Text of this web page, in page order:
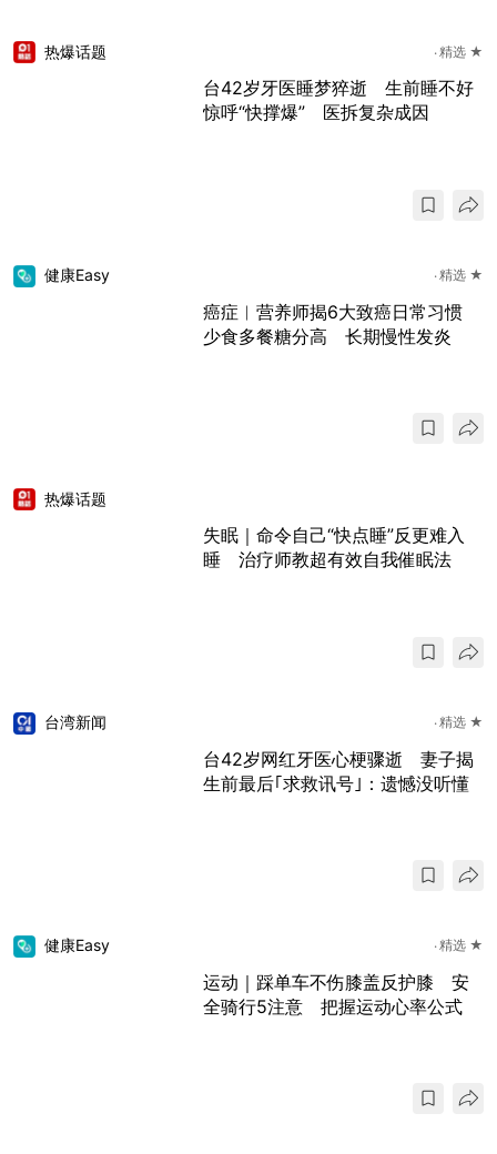
热爆话题 精选 ★
台42岁牙医睡梦猝逝 生前睡不好
惊呼“快撑爆” 医拆复杂成因
健康Easy 精选 ★
癌症︱营养师揭6大致癌日常习惯
少食多餐糖分高 长期慢性发炎
热爆话题
失眠｜命令自己“快点睡”反更难入
睡 治疗师教超有效自我催眠法
台湾新闻 精选 ★
台42岁网红牙医心梗骤逝 妻子揭
生前最后｢求救讯号｣：遗憾没听懂
健康Easy 精选 ★
运动｜踩单车不伤膝盖反护膝 安
全骑行5注意 把握运动心率公式